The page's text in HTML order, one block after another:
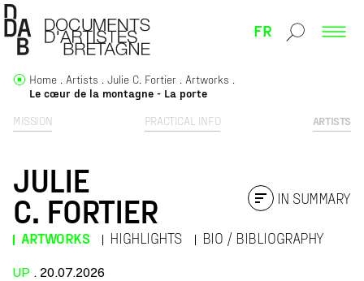
FR
MISSION PRACTICAL INFO ARTISTS
Home Artists Julie C. Fortier
Artworks
Le cœur de la montagne - La porte
JULIE
C. FORTIER
ARTWORKS HIGHLIGHTS BIO / BIBLIOGRAPHY
IN SUMMARY
UP . 20.07.2026